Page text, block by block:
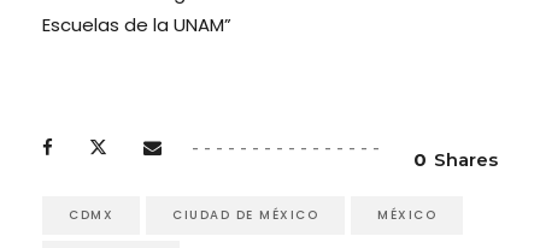
Escuelas de la UNAM”
0 Shares
CDMX CIUDAD DE MÉXICO MÉXICO